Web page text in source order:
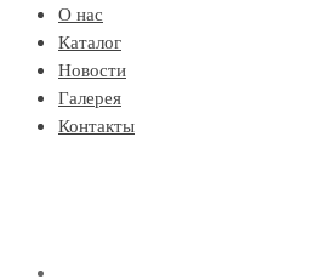
О нас
Каталог
Новости
Галерея
Контакты